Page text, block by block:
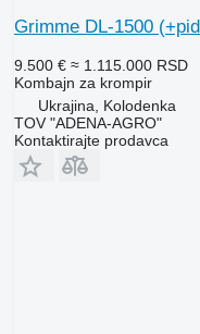
Grimme DL-1500
9.500 € ≈ 1.115.000 RSD
Kombajn za krompir
Ukrajina, Kolodenka
TOV "ADENA-AGRO"
Kontaktirajte prodavca